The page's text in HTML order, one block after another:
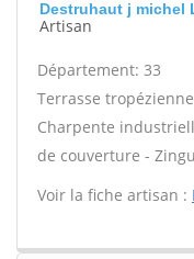
Destruhaut j michel
Artisan
Département: 33
Terrasse
Charpente
de couverture -
Voir la fiche artisan :